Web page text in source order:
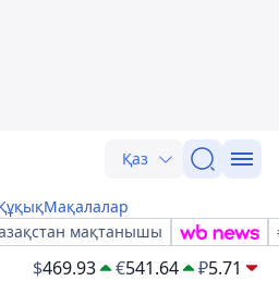
Қаз
Мақалалар
мақтанышы
$469.93 €541.64 ₽5.71